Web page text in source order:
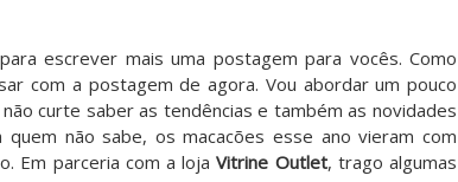
escrever mais uma postagem para vocês. Como
com a postagem de agora. Vou abordar um pouco
curte saber as tendências e também as novidades
quem não sabe, os macacões esse ano vieram com
Em parceria com a lojaVitrine Outlet, trago algumas